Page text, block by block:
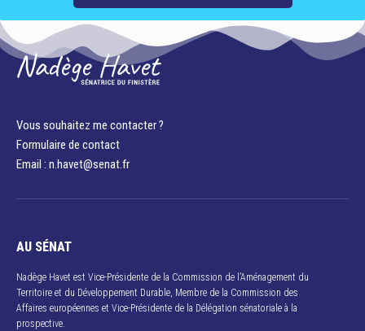
Vous souhaitez me contacter ?
Formulaire de contact
Email : n.havet@senat.fr​
AU SÉNAT
Nadège Havet est Vice-Présidente de la Commission de l’Aménagement du
Territoire et du Développement Durable, Membre de la Commission des
Affaires européennes et Vice-Présidente de la Délégation sénatoriale à la
prospective.